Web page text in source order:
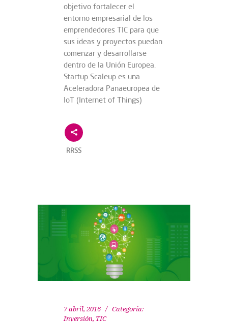
objetivo fortalecer el
entorno empresarial de los
emprendedores TIC para que
sus ideas y proyectos puedan
comenzar y desarrollarse
dentro de la Unión Europea.
Startup Scaleup es una
Aceleradora Panaeuropea de
IoT (Internet of Things)
RRSS
7 abril, 2016
Categoría:
Inversión, TIC